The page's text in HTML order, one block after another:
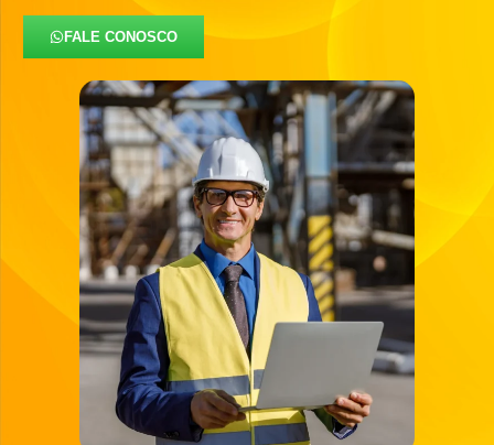
FALE CONOSCO